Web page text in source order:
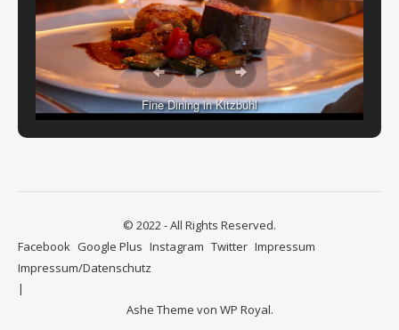
Fine Dining in Kitzbühl
© 2022 - All Rights Reserved.
Facebook Google Plus Instagram Twitter Impressum
Impressum/Datenschutz
Ashe Theme von WP Royal.